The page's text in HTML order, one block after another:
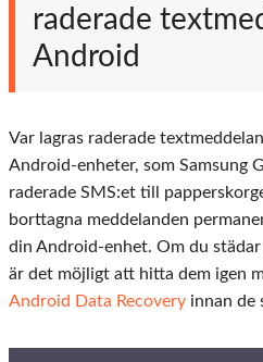
raderade
Android
Var lagras raderade
Android-enheter, som Samsung
raderade SMS:et till
borttagna meddelanden
din Android-enhet. Om du
är det möjligt att hitta dem igen
Android Data Recovery innan de